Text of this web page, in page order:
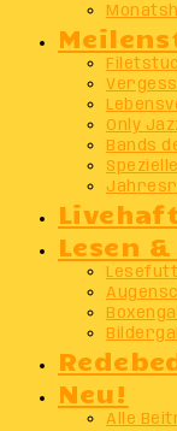
Only
Bands
Lesen
Neu!
Alle